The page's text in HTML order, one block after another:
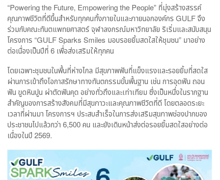
“Powering the Future, Empowering the People” ที่มุ่งสร้างสรรค์
คุณภาพชีวิตที่ดีขึ้นสำหรับทุกคนทั้งภายในและภายนอกองค์กร GULF จึง
ร่วมกับคณะทันตแพทยศาสตร์ จุฬาลงกรณ์มหาวิทยาลัย ริเริ่มและสนับสนุน
โครงการ “GULF Sparks Smiles มอบรอยยิ้มสดใสให้ชุมชน” มาอย่าง
ต่อเนื่องเป็นปีที่ 6 เพื่อส่งเสริมให้ทุกคน
โดยเฉพาะชุมชนในพื้นที่ห่างไกล มีสุขภาพฟันที่แข็งแรงและรอยยิ้มที่สดใส
ผ่านการเข้าถึงโอกาสรักษาทางทันตกรรมขั้นพื้นฐาน เช่น การอุดฟัน ถอน
ฟัน ขูดหินปูน ผ่าตัดฟันคุด อย่างทั่วถึงและเท่าเทียม ซึ่งเป็นหนึ่งในรากฐาน
สำคัญของการสร้างสังคมที่มีสุขภาวะและคุณภาพชีวิตที่ดี โดยตลอดระยะ
เวลาที่ผ่านมา โครงการฯ ประสบสำเร็จในการส่งเสริมสุขภาพช่องปากของ
ประชาชนไปแล้วกว่า 6,500 คน และยังเดินหน้าส่งต่อรอยยิ้มสดใสอย่างต่อ
เนื่องในปี 2569.